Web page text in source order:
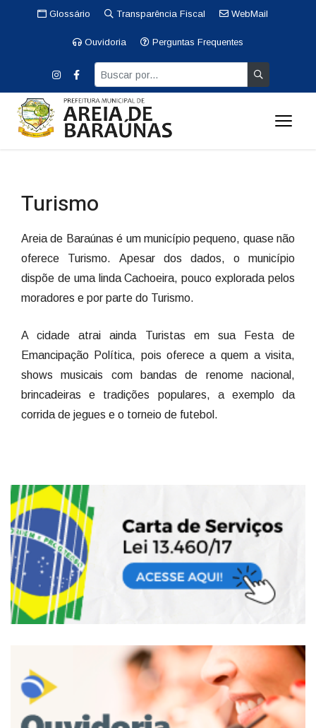
Glossário Transparência Fiscal WebMail
Ouvidoria Perguntas Frequentes
Turismo
Areia de Baraúnas é um município pequeno, quase não
oferece Turismo. Apesar dos dados, o município
dispõe de uma linda Cachoeira, pouco explorada pelos
moradores e por parte do Turismo.
A cidade atrai ainda Turistas em sua Festa de
Emancipação Política, pois oferece a quem a visita,
shows musicais com bandas de renome nacional,
brincadeiras e tradições populares, a exemplo da
corrida de jegues e o torneio de futebol.